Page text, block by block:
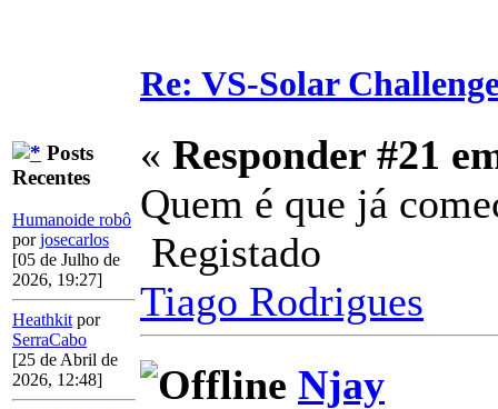
Posts
Recentes
Humanoide robô
porjosecarlos
[05 de Julho de
2026, 19:27]
Heathkit por
SerraCabo
[25 de Abril de
2026, 12:48]
Re: VS-Solar
« Responder #21
Quem é que já
Registado
Tiago Rodrigues
Njay